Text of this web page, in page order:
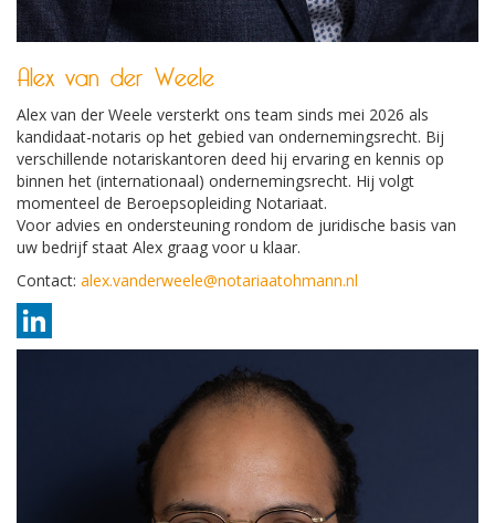
Alex van der Weele
Alex van der Weele versterkt ons team sinds mei 2026 als
kandidaat-notaris op het gebied van ondernemingsrecht. Bij
verschillende notariskantoren deed hij ervaring en kennis op
binnen het (internationaal) ondernemingsrecht. Hij volgt
momenteel de Beroepsopleiding Notariaat.
Voor advies en ondersteuning rondom de juridische basis van
uw bedrijf staat Alex graag voor u klaar.
Contact: alex.vanderweele@notariaatohmann.nl